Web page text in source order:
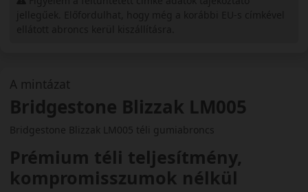
A mintázat
Bridgestone Blizzak LM005
Bridgestone Blizzak LM005 téli gumiabroncs
Prémium téli teljesítmény,
kompromisszumok nélkül